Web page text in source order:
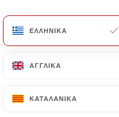
ΕΛΛΗΝΙΚΆ
ΑΓΓΛΙΚΆ
ΚΑΤΑΛΑΝΙΚΆ
ΕΛΛΗΝΙΚΆ
ΑΓΓΛΙΚΆ
ΚΑΤΑΛΑΝΙΚΆ